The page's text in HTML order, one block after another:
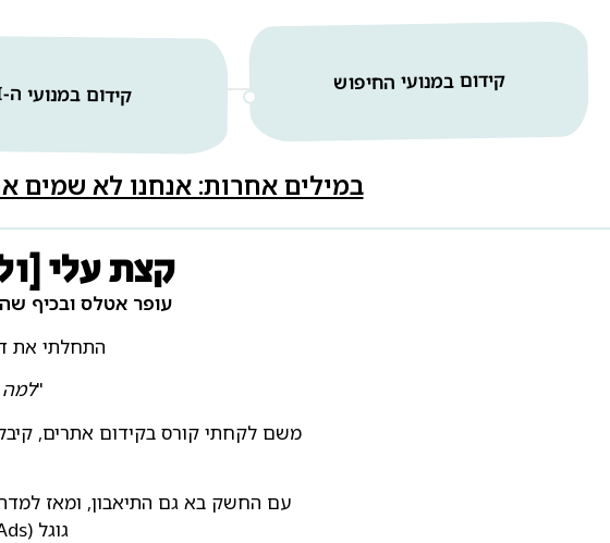
קידום במנועי החיפוש קידום במנועי ה-AI
במילים אחרות: אנחנו לא שמים
קצת עלי
עופר אטלס ובכיף
התחלתי את
"למה
עם החשק בא גם התיאבון, ומאז
גוגל (Google Ads) וב-WordPress לבניית אתרים.